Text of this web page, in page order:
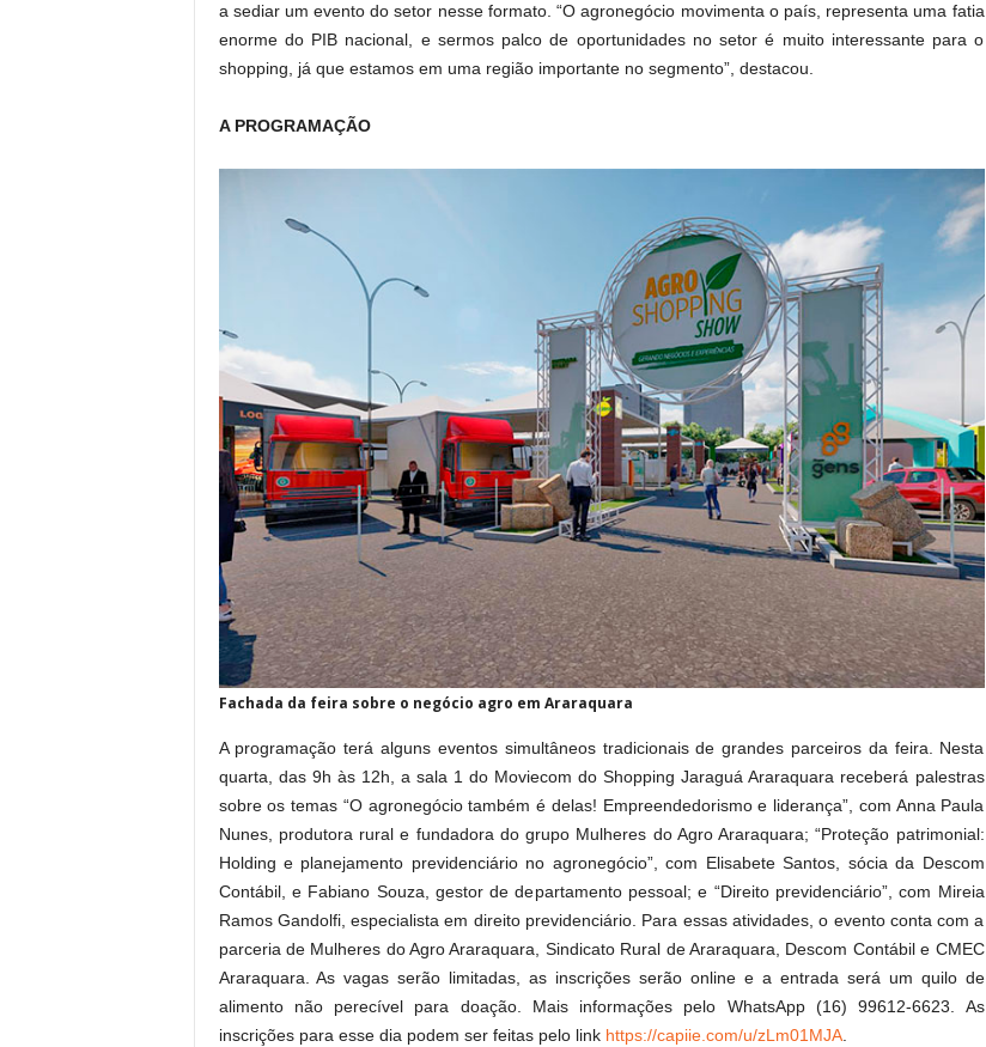
a sediar um evento do setor nesse formato. “O agronegócio movimenta o país, representa uma fatia
enorme do PIB nacional, e sermos palco de oportunidades no setor é muito interessante para o
shopping, já que estamos em uma região importante no segmento”, destacou.
A PROGRAMAÇÃO
Fachada da feira sobre o negócio agro em Araraquara
A programação terá alguns eventos simultâneos tradicionais de grandes parceiros da feira. Nesta
quarta, das 9h às 12h, a sala 1 do Moviecom do Shopping Jaraguá Araraquara receberá palestras
sobre os temas “O agronegócio também é delas! Empreendedorismo e liderança”, com Anna Paula
Nunes, produtora rural e fundadora do grupo Mulheres do Agro Araraquara; “Proteção patrimonial:
Holding e planejamento previdenciário no agronegócio”, com Elisabete Santos, sócia da Descom
Contábil, e Fabiano Souza, gestor de departamento pessoal; e “Direito previdenciário”, com Mireia
Ramos Gandolfi, especialista em direito previdenciário. Para essas atividades, o evento conta com a
parceria de Mulheres do Agro Araraquara, Sindicato Rural de Araraquara, Descom Contábil e CMEC
Araraquara. As vagas serão limitadas, as inscrições serão online e a entrada será um quilo de
alimento não perecível para doação. Mais informações pelo WhatsApp (16) 99612-6623. As
inscrições para esse dia podem ser feitas pelo link https://capiie.com/u/zLm01MJA.